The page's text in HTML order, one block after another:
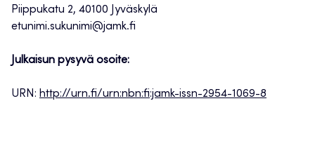
Piippukatu 2, 40100 Jyväskylä
etunimi.sukunimi@jamk.fi
Julkaisun pysyvä osoite:
URN: http://urn.fi/urn:nbn:fi:jamk-issn-2954-1069-8